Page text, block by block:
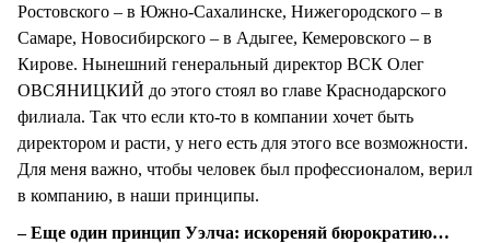
Ростовского – в Южно-Сахалинске, Нижегородского – в
Самаре, Новосибирского – в Адыгее, Кемеровского – в
Кирове. Нынешний генеральный директор ВСК Олег
ОВСЯНИЦКИЙ до этого стоял во главе Краснодарского
филиала. Так что если кто-то в компании хочет быть
директором и расти, у него есть для этого все возможности.
Для меня важно, чтобы человек был профессионалом, верил
в компанию, в наши принципы.
– Еще один принцип Уэлча: искореняй бюрократию…